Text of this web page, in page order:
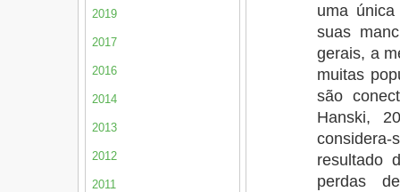
2019
2017
2016
2014
2013
2012
2011
uma
suas
gerais, a
muitas
são
Hanski,
resultado
perdas